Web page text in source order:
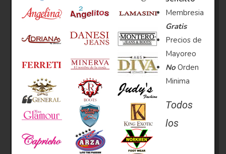
Membresia
Gratis
Precios de
Mayoreo
No Orden
Minima
Todos
los